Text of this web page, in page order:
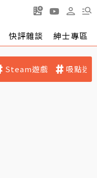
快評雜談 紳士專區
Steam遊戲 吸點迷